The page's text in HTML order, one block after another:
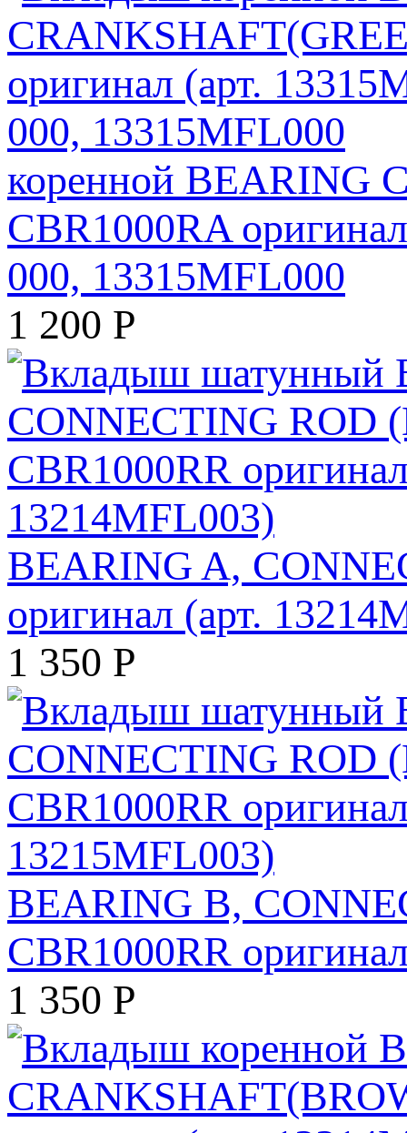
коренной BEARING
CBR1000RA
000, 13315MFL000
1 200 Р
BEARING A,
оригинал (арт.
1 350 Р
BEARING B,
CBR1000RR
1 350 Р